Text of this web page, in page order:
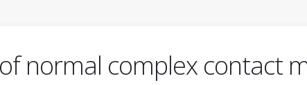
normal complex contact